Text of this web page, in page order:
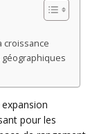
croissance
pour les